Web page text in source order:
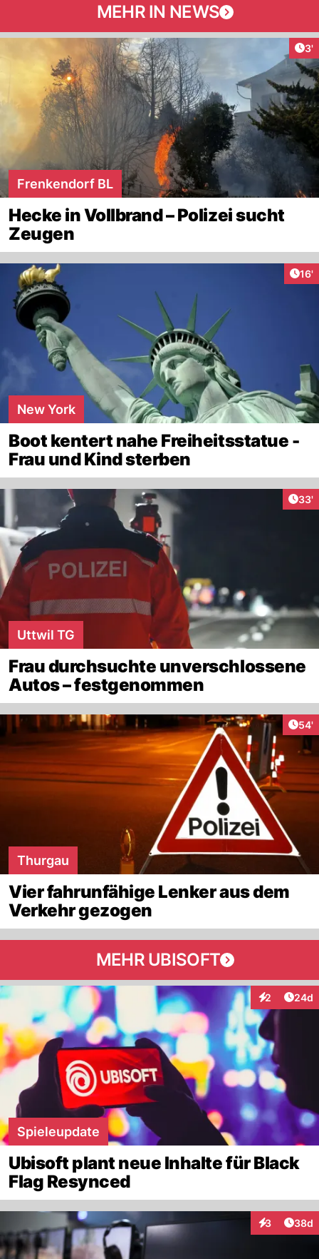
MEHR IN NEWS
3'
Frenkendorf BL
Hecke in Vollbrand – Polizei sucht
Zeugen
16'
New York
Boot kentert nahe Freiheitsstatue -
Frau und Kind sterben
33'
Uttwil TG
Frau durchsuchte unverschlossene
Autos – festgenommen
54'
Thurgau
Vier fahrunfähige Lenker aus dem
Verkehr gezogen
MEHR UBISOFT
2
Interaktionen
24d
Spieleupdate
Ubisoft plant neue Inhalte für Black
Flag Resynced
3
Interaktionen
38d